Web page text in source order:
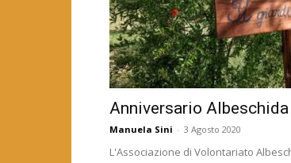
Anniversario Albeschida
Manuela Sini - 3 Agosto 2020
L'Associazione di Volontariato